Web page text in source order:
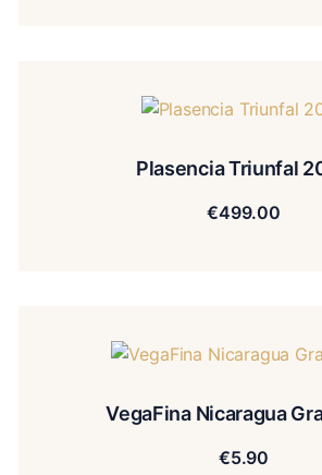
Plasencia Triunfal
€499.00
VegaFina Nicaragua
€5.90